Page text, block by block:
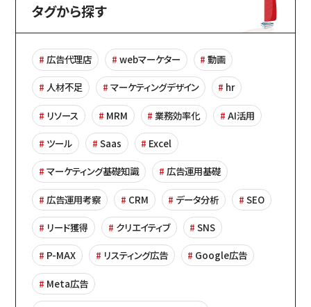
タグから探す
広告代理店 webマーケター 動画
人材不足 マーケティングデザイン hr
リソース MRM 業務効率化 AI活用
ツール Saas Excel
マーケティング基礎知識 広告運用基礎
広告運用考察 CRM データ分析 SEO
リード獲得 クリエイティブ SNS
P-MAX リスティング広告 Google広告
Meta広告